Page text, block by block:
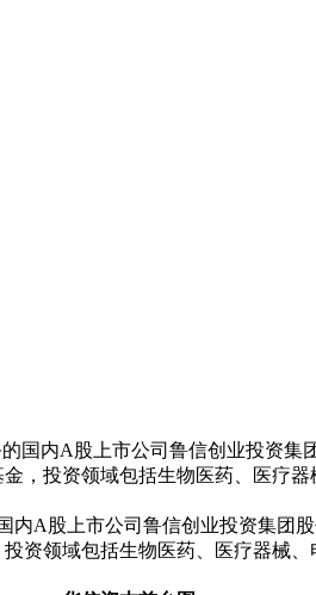
国内A股上市公司鲁信创业投资
，投资领域包括生物医药、医疗
A股上市公司鲁信创业投资集团
资领域包括生物医药、医疗器械